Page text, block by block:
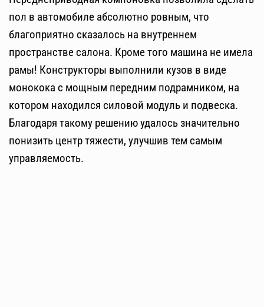
пол в автомобиле абсолютно ровным, что
благоприятно сказалось на внутреннем
пространстве салона. Кроме того машина не имела
рамы! Конструкторы выполнили кузов в виде
монокока с мощным передним подрамником, на
котором находился силовой модуль и подвеска.
Благодаря такому решению удалось значительно
понизить центр тяжести, улучшив тем самым
управляемость.